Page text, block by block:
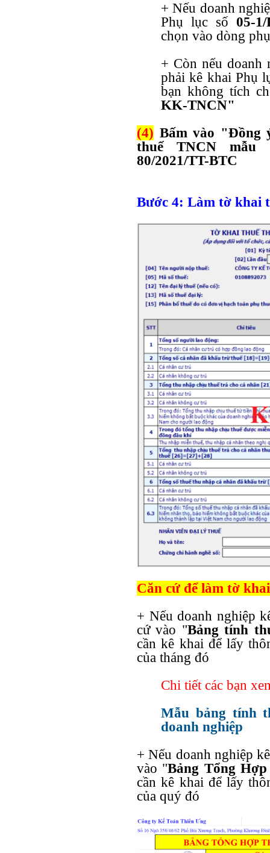
+ Nếu doanh
Phụ lục số 05-
chọn vào dòng
+ Còn nếu doanh
phải kê khai Phụ
bạn không tích
KK-TNCN"
(4) Bấm vào "Đồng
thuế TNCN mẫu
80/2021/TT-BTC
Bước 4: Làm tờ khai
Căn cứ để làm tờ
+ Nếu doanh nghiệp
cứ vào "Bảng tính
cần kê khai để lấy
của tháng đó
Chi tiết các bạn
Mẫu bảng tính
doanh nghiệp
+ Nếu doanh nghiệp
vào "Bảng Tổng
cần kê khai để lấy
của quý đó